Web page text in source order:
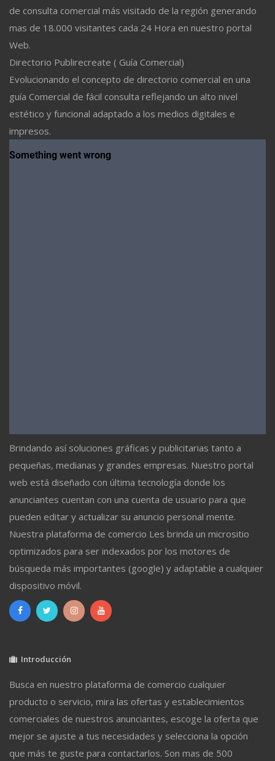
de consulta comercial más visitado de la región generando
mas de 18.000 visitantes cada 24 Hora en nuestro portal
Web.
Directorio Publirecreate ( Guía Comercial)
Evolucionando el concepto de directorio comercial en una
guía Comercial de fácil consulta reflejando un alto nivel
estético y funcional adaptado a los medios digitales e
impresos.
Brindando así soluciones gráficas y publicitarias tanto a
pequeñas, medianas y grandes empresas. Nuestro portal
web está diseñado con última tecnología donde los
anunciantes cuentan con una cuenta de usuario para que
pueden editar y actualizar su anuncio personal mente.
Nuestra plataforma de comercio Les brinda un micrositio
optimizados para ser indexados por los motores de
búsqueda más importantes (google) y adaptable a cualquier
dispositivo móvil.
Introducción
Busca en nuestro plataforma de comercio cualquier
producto o servicio, mira las ofertas y establecimientos
comerciales de nuestros anunciantes, escoge la oferta que
mejor se ajuste a tus necesidades y selecciona la opción
que más te guste para contactarlos. Son mas de 500